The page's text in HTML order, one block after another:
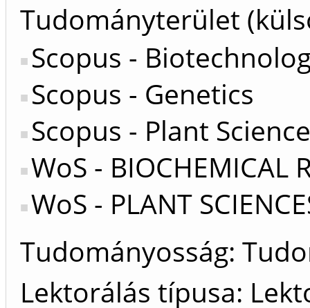
Tudományterület
Scopus -
Scopus - Genetics
Scopus - Plant Science
WoS - BIOCHEMICAL
WoS - PLANT
Tudományosság:
Lektorálás típusa: